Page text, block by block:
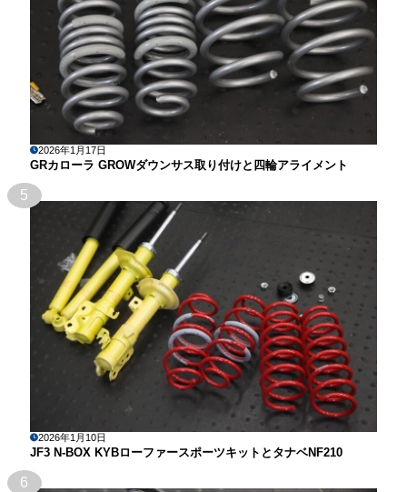
2026年1月17日
GRカローラ GROWダウンサス取り付けと四輪アライメント
5
2026年1月10日
JF3 N-BOX KYBローファースポーツキットとタナベNF210
6